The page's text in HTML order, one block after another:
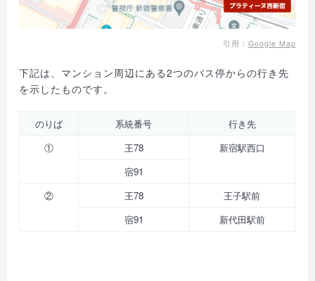
引用： Google Map
下記は、マンション周辺にある2つのバス停からの行き先
を示したものです。
のりば 系統番号
行き先
①
王78
新宿駅西口
宿91
②
王78
王子駅前
宿91
新代田駅前